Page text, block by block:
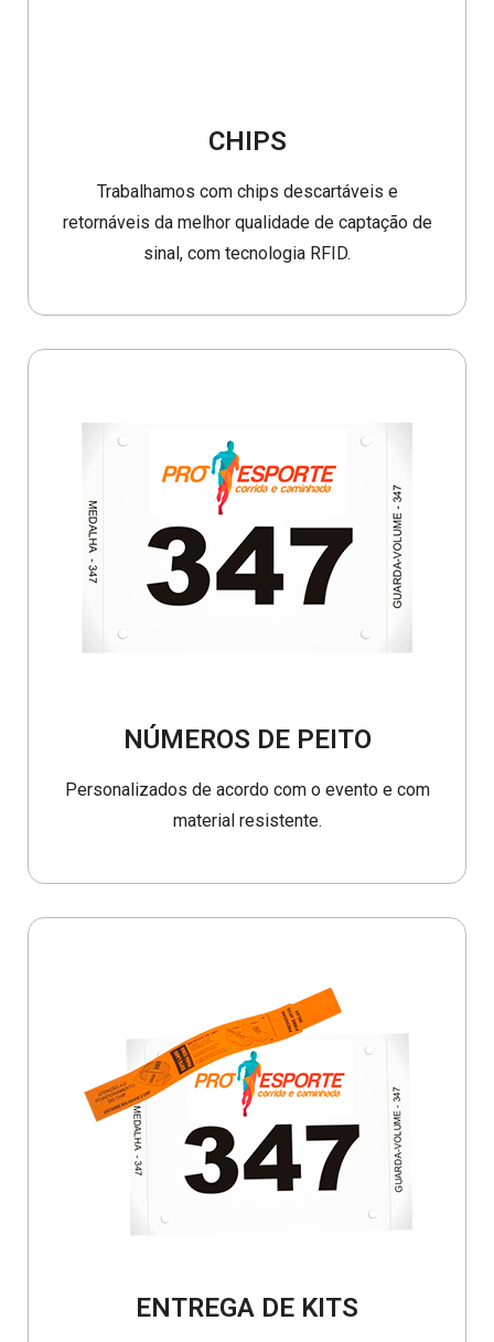
CHIPS
Trabalhamos com chips descartáveis e
retornáveis da melhor qualidade de captação de
sinal, com tecnologia RFID.
NÚMEROS DE PEITO
Personalizados de acordo com o evento e com
material resistente.
ENTREGA DE KITS